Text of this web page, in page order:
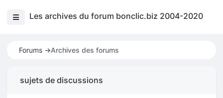
Les archives du forum bonclic.biz 2004-2020
Forums ->Archives des forums
sujets de discussions